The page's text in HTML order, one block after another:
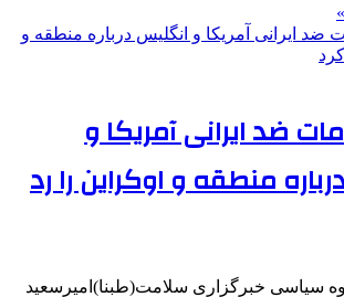
ضد ایرانی آمریکا و
منطقه و اوکراین را رد
سیاسی خبرگزاری سلامت(طبنا)امیرسعید